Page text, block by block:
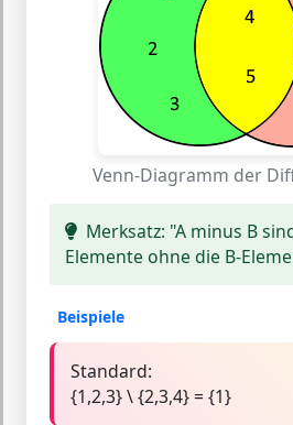
Venn-Diagramm der
Merksatz: "A minus B
Elemente ohne die B-
Beispiele
Standard:
{1,2,3} \ {2,3,4} = {1}